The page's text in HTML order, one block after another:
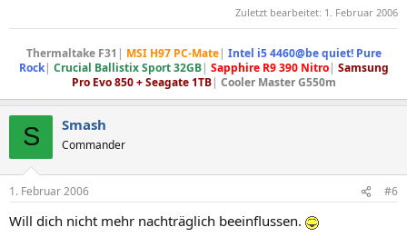
Zuletzt bearbeitet: 1. Februar 2006
Thermaltake F31 | MSI H97 PC-Mate| Intel i5 4460@be quiet! Pure
Rock| Crucial Ballistix Sport 32GB| Sapphire R9 390 Nitro| Samsung
Pro Evo 850 + Seagate 1TB| Cooler Master G550m
S Smash
Commander
1. Februar 2006 #6
Will dich nicht mehr nachträglich beeinflussen.